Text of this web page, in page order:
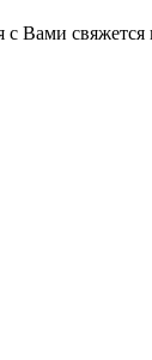
Вами свяжется